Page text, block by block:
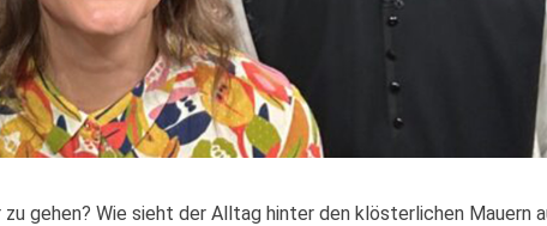
gehen? Wie sieht der Alltag hinter den klösterlichen Mauern